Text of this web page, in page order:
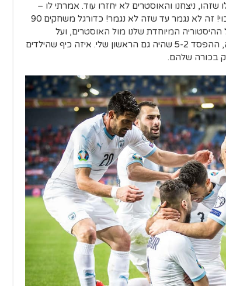
לו שזהו, ניצחנו והאוסטרים לא יחזרו עוד. אמרתי לו –
מה פתאום! אל תגיד את זה. תמיד יש עוד סיכוי! זה לא נגמר עד שזה לא נגמר! כדורגל משחקים 90
ההיסטוריה המיוחדת שלנו מול האוסטרים, ועל
המשחק הראשון ההוא של הנבחרת באירופה, ההפסד 5-2 שהיה גם הראשון שלי. איזה כיף שהילדים
בכורה שלהם.